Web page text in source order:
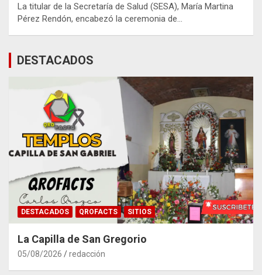
La titular de la Secretaría de Salud (SESA), María Martina
Pérez Rendón, encabezó la ceremonia de…
DESTACADOS
DESTACADOS QROFACTS SITIOS
La Capilla de San Gregorio
05/08/2026 redacción